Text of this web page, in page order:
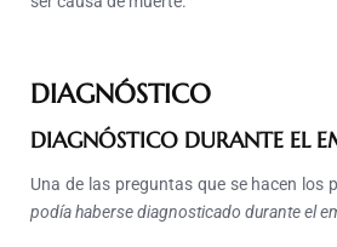
DIAGNÓSTICO
DIAGNÓSTICO DURANTE EL
Una de las preguntas que se hacen los
podía haberse diagnosticado durante el